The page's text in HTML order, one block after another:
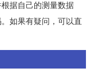
据自己的测量数据
如果有疑问，可以直